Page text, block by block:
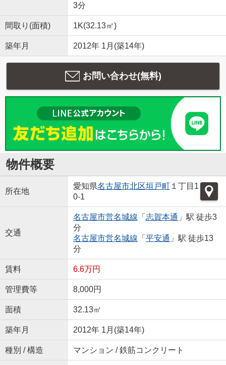
3分
間取り(面積) 1K(32.13㎡)
築年月 2012年 1月(築14年)
お問い合わせ(無料)
物件概要
所在地
愛知県名古屋市北区垣戸町１丁目1
0-1
交通
名古屋市営名城線 「 志賀本通 」駅 徒歩3
分
名古屋市営名城線 「 平安通 」駅 徒歩13
分
賃料 6.6万円
管理費等 8,000円
面積 32.13㎡
築年月 2012年 1月(築14年)
種別 / 構造 マンション / 鉄筋コンクリート